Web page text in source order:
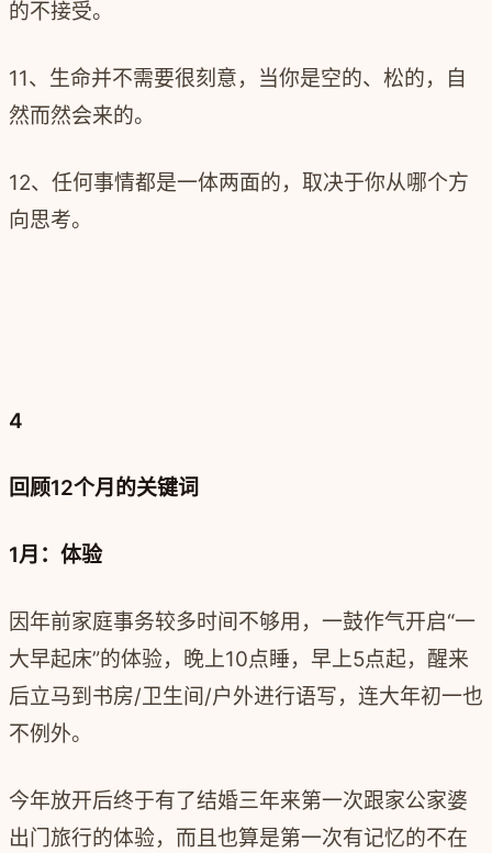
的不接受。
11、生命并不需要很刻意，当你是空的、松的，自
然而然会来的。
12、任何事情都是一体两面的，取决于你从哪个方
向思考。
4
回顾12个月的关键词
1月：体验
因年前家庭事务较多时间不够用，一鼓作气开启“一
大早起床”的体验，晚上10点睡，早上5点起，醒来
后立马到书房/卫生间/户外进行语写，连大年初一也
不例外。
今年放开后终于有了结婚三年来第一次跟家公家婆
出门旅行的体验，而且也算是第一次有记忆的不在